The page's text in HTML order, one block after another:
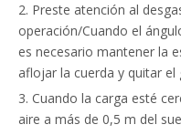
2. Preste atención al
operación/Cuando el
es necesario mantener la
aflojar la cuerda y quitar el
3. Cuando la carga esté
aire a más de 0,5 m del